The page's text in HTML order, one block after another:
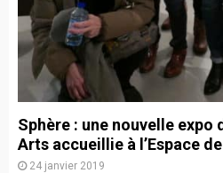
Sphère : une nouvelle expo
Arts accueillie à l’Espace
24 janvier 2019